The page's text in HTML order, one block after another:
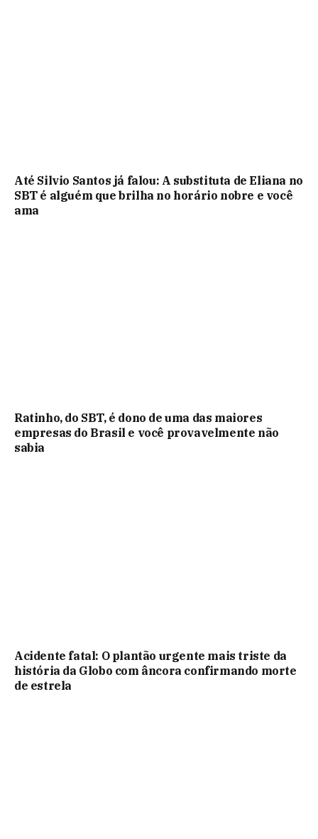
Até Silvio Santos já falou: A substituta de Eliana no
SBT é alguém que brilha no horário nobre e você
ama
Ratinho, do SBT, é dono de uma das maiores
empresas do Brasil e você provavelmente não
sabia
Acidente fatal: O plantão urgente mais triste da
história da Globo com âncora confirmando morte
de estrela